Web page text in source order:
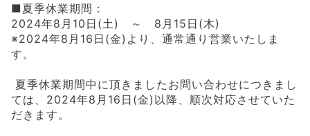
■夏季休業期間：
2024年8月10日(土) ～ 8月15日(木)
※2024年8月16日(金)より、通常通り営業いたしま
す。
夏季休業期間中に頂きましたお問い合わせにつきまし
ては、2024年8月16日(金)以降、順次対応させていた
だきます。